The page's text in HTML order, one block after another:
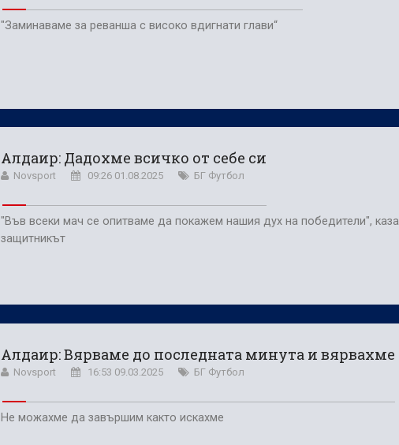
"Заминаваме за реванша с високо вдигнати глави“
Алдаир: Дадохме всичко от себе си
Novsport 09:26 01.08.2025 БГ Футбол
"Във всеки мач се опитваме да покажем нашия дух на победители", каза
защитникът
Алдаир: Вярваме до последната минута и вярвахме
Novsport 16:53 09.03.2025 БГ Футбол
Не можахме да завършим както искахме